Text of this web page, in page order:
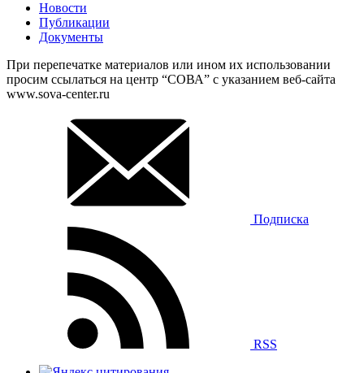
Новости
Публикации
Документы
При перепечатке материалов или ином их использовании
просим ссылаться на центр “СОВА” с указанием веб-сайта
www.sova-center.ru
Подписка
RSS